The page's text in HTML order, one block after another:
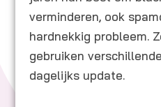
verminderen, ook
hardnekkig probleem.
gebruiken
dagelijks update.